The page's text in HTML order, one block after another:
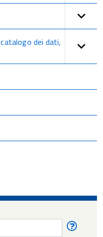
dei dati,